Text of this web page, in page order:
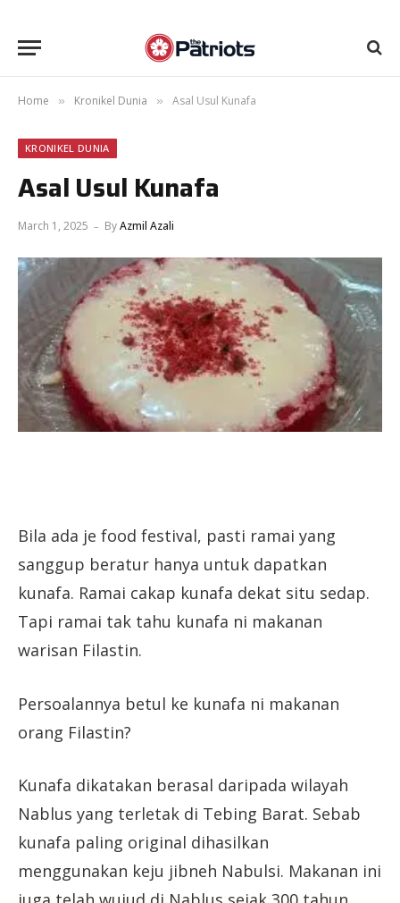
Home » Kronikel Dunia » Asal Usul Kunafa
KRONIKEL DUNIA
Asal Usul Kunafa
March 1, 2025 ByAzmil Azali
Bila ada je food festival, pasti ramai yang
sanggup beratur hanya untuk dapatkan
kunafa. Ramai cakap kunafa dekat situ sedap.
Tapi ramai tak tahu kunafa ni makanan
warisan Filastin.
Persoalannya betul ke kunafa ni makanan
orang Filastin?
Kunafa dikatakan berasal daripada wilayah
Nablus yang terletak di Tebing Barat. Sebab
kunafa paling original dihasilkan
menggunakan keju jibneh Nabulsi. Makanan ini